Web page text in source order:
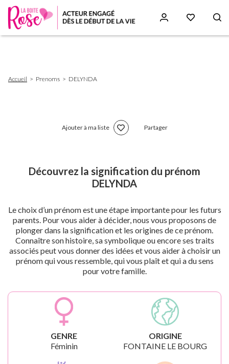
d'Ariane
Accueil Prenoms DELYNDA
Ajouter à ma liste Partager
Découvrez la signification du prénom
DELYNDA
Le choix d’un prénom est une étape importante pour les futurs
parents. Pour vous aider à décider, nous vous proposons de
plonger dans la signification et les origines de ce prénom.
Connaître son histoire, sa symbolique ou encore ses traits
associés peut vous donner des idées et vous aider à choisir un
prénom qui vous ressemble, qui vous plaît et qui a du sens
pour votre famille.
GENRE
Féminin
ORIGINE
FONTAINE LE BOURG